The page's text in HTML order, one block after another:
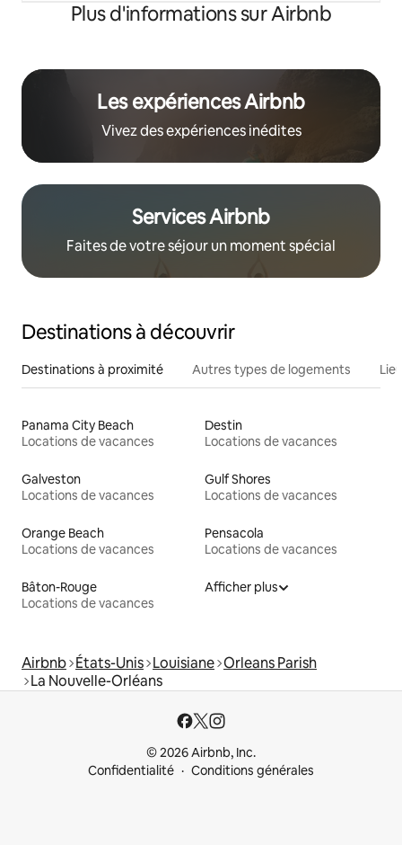
Plus d'informations sur Airbnb
Les expériences Airbnb
Vivez des expériences inédites
Services Airbnb
Faites de votre séjour un moment spécial
Destinations à découvrir
Destinations à proximité Autres types de logements
Panama City Beach
Locations de vacances
Destin
Locations de vacances
Galveston
Locations de vacances
Gulf Shores
Locations de vacances
Orange Beach
Locations de vacances
Pensacola
Locations de vacances
Bâton-Rouge
Locations de vacances
Afficher plus
Airbnb États-Unis Louisiane Orleans Parish
La Nouvelle-Orléans
© 2026 Airbnb, Inc.
Confidentialité
Conditions générales